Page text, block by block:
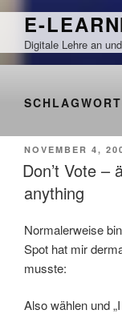
Zum
springen
E-
Digitale Lehre an
AM
NOVEMBER 4,
Don’t Vote –
anything
Normalerweise
Spot hat mir
musste:
Also wählen und